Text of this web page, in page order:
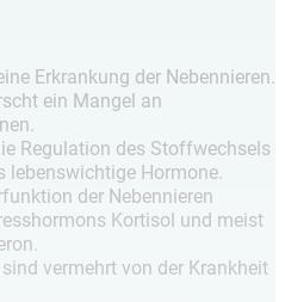
Erkrankung der Nebennieren.
ein Mangel an
Regulation des Stoffwechsels
lebenswichtige Hormone.
der Nebennieren
Kortisol und meist
vermehrt von der Krankheit